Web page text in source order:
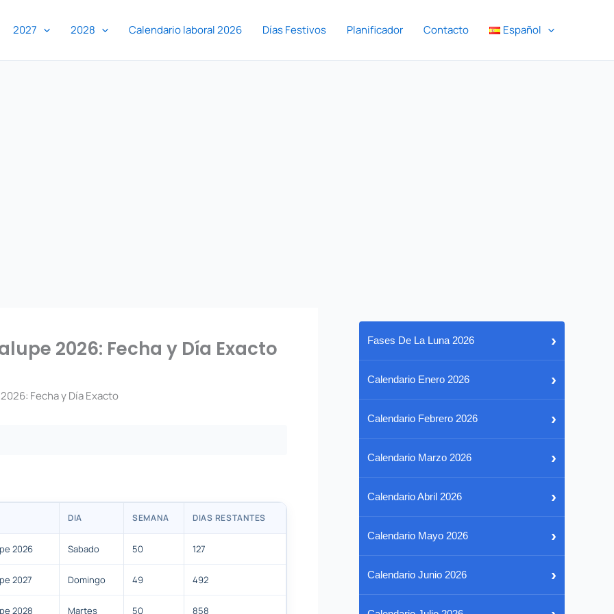
2027 2028 Calendario laboral 2026 Días Festivos Planificador Contacto Español
2026: Fecha y Día Exacto
Fecha y Día Exacto
DIA SEMANA DIAS RESTANTES
2026 Sabado 50 127
2027 Domingo 49 492
2028 Martes 50 858
Fases De La Luna 2026 ›
Calendario Enero 2026 ›
Calendario Febrero 2026 ›
Calendario Marzo 2026 ›
Calendario Abril 2026 ›
Calendario Mayo 2026 ›
Calendario Junio 2026 ›